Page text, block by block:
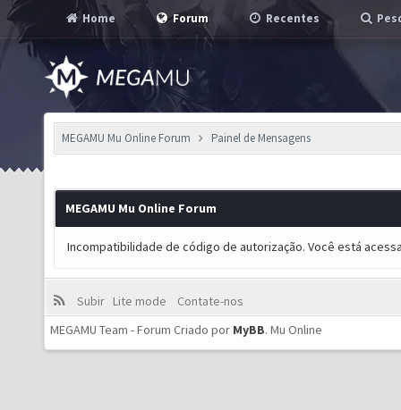
Home Forum Recentes
MEGAMU Mu Online Forum Painel de Mensagens
MEGAMU Mu Online Forum
Incompatibilidade de código de autorização. Você está
Subir Lite mode
Contate-nos
MEGAMU Team - Forum Criado por MyBB. Mu Online